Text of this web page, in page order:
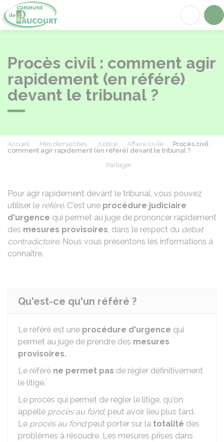
Procès civil : comment agir
rapidement (en référé)
devant le tribunal ?
Accueil Mes démarches Justice Affaire civile
Procès civil :
comment agir rapidement (en référé) devant le tribunal ?
Partager
Pour agir rapidement devant le tribunal, vous pouvez
utiliser le référé. C'est une procédure judiciaire
d'urgence qui permet au juge de prononcer rapidement
des mesures provisoires, dans le respect du débat
contradictoire. Nous vous présentons les informations à
connaître.
Qu'est-ce qu'un référé ?
Le référé est une procédure d'urgence qui
permet au juge de prendre des mesures
provisoires.
Le référé ne permet pas de régler définitivement
le litige.
Le procès qui permet de régler le litige, qu'on
appelle procès au fond, peut avoir lieu plus tard.
Le procès au fondpeut porter sur la totalité des
problèmes à résoudre. Les mesures prises dans